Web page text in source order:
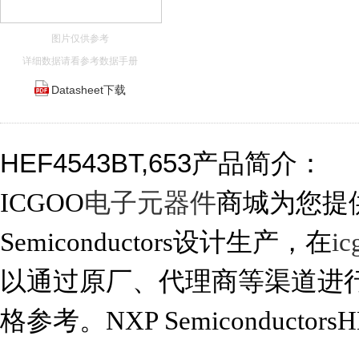
图片仅供参考
详细数据请看参考数据手册
Datasheet下载
HEF4543BT,653产品简介：
ICGOO电子元器件商城为您提
Semiconductors设计生产，在
以通过原厂、代理商等渠道进
格参考。NXP